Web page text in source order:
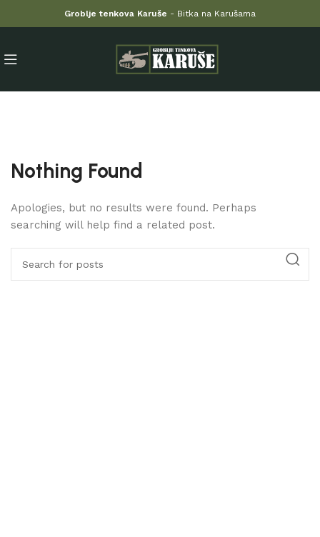
Groblje tenkova Karuše - Bitka na Karušama
Nothing Found
Apologies, but no results were found. Perhaps
searching will help find a related post.